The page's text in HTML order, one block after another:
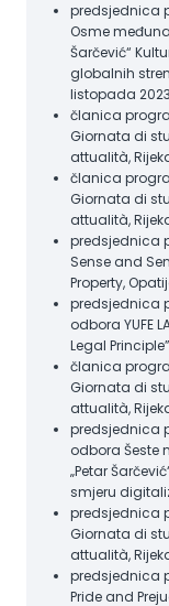
predsjednica
Osme
Šarčević“
globalnih
listopada
članica
Giornata di
attualità,
članica
Giornata di
attualità,
predsjednica
Sense and
Property,
predsjednica
odbora YUFE
Legal
članica
Giornata di
attualità,
predsjednica
odbora Šeste
„Petar
smjeru
predsjednica
Giornata di
attualità,
predsjednica
Pride and